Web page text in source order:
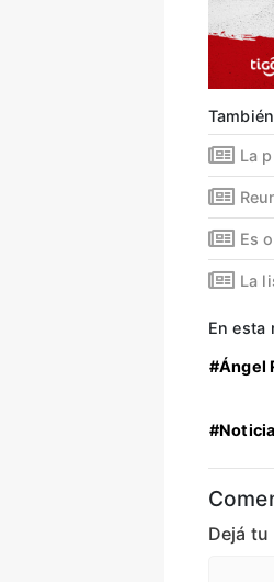
La
Es
La
En esta
#Ángel
#Noticia
Dejá